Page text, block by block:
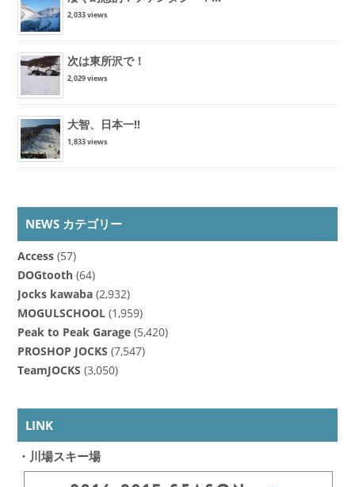
2,033 views
次は東所沢で！
2,029 views
大智、日本一!!
1,833 views
NEWS カテゴリー
Access(57)
DOGtooth(64)
Jocks kawaba(2,932)
MOGULSCHOOL(1,959)
Peak to Peak Garage(5,420)
PROSHOP JOCKS (7,547)
TeamJOCKS (3,050)
LINK
・川場スキー場